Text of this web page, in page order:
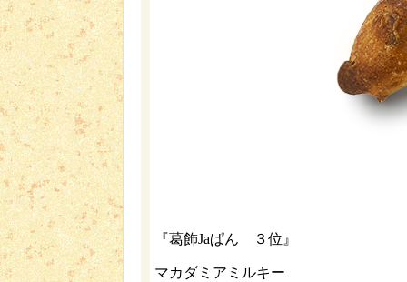
『葛飾Jaぱん ３位』
マカダミアミルキー